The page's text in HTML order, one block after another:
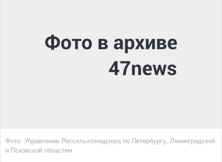
Фото: Управление Россельхознадзора по Петербургу, Ленинградской
и Псковской областям